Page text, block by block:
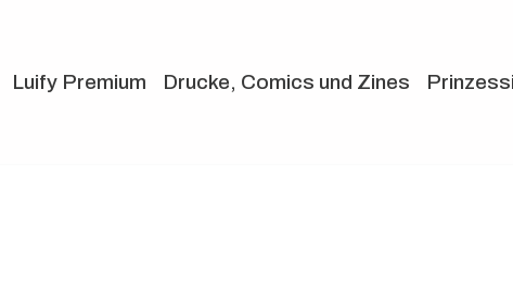
Luify Premium Drucke, Comics und Zines